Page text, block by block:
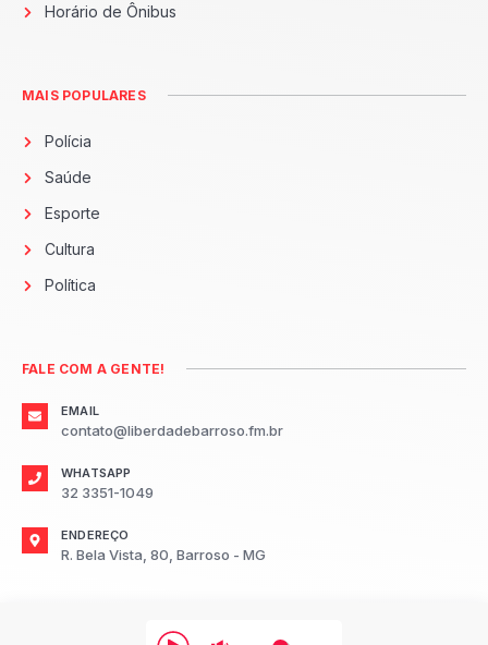
Horário de Ônibus
MAIS POPULARES
Polícia
Saúde
Esporte
Cultura
Política
FALE COM A GENTE!
EMAIL
contato@liberdadebarroso.fm.br
WHATSAPP
32 3351-1049
ENDEREÇO
R. Bela Vista, 80, Barroso - MG